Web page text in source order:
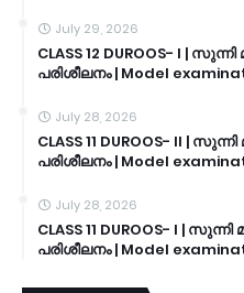
July 29, 2026
CLASS 12 DUROOS- I |
പരിശീലനം | Model
July 28, 2026
CLASS 11 DUROOS- II |
പരിശീലനം | Model
July 28, 2026
CLASS 11 DUROOS- I |
പരിശീലനം | Model